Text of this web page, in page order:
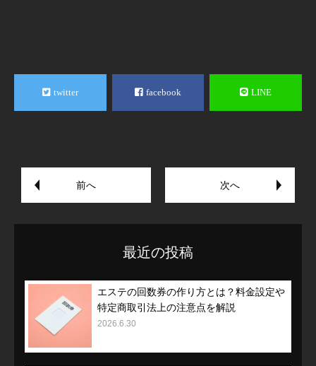
twitter facebook LINE
前へ 次へ
最近の投稿
エステの回数券の作り方とは？料金設定や
特定商取引法上の注意点を解説
2026.6.30